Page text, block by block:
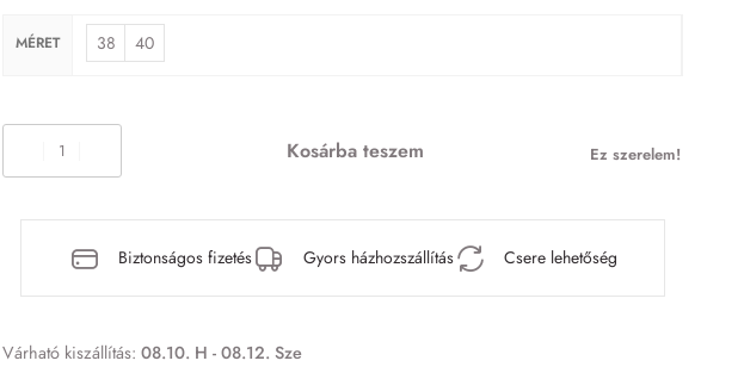
MÉRET 38 40
Kosárba teszem Ez szerelem!
Biztonságos fizetés Gyors házhozszállítás Csere lehetőség
Várható kiszállítás: 08.10. H - 08.12. Sze